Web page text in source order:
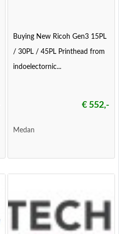
Buying New Ricoh Gen3 15PL
/ 30PL / 45PL Printhead from
indoelectornic...
€ 552,-
Medan